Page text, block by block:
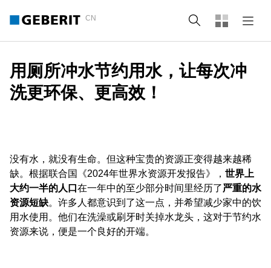
CN Search
用厕所冲水节约用水，让每次冲
洗更环保、更高效！
没有水，就没有生命。但这种宝贵的资源正变得越来越稀
缺。根据联合国《2024年世界水资源开发报告》， 世界上
大约一半的人口 在一年中的至少部分时间里经历了严重的水
资源短缺。许多人都意识到了这一点，并希望减少家中的饮
用水使用。他们在洗澡或刷牙时关掉水龙头，这对于节约水
资源来说，便是一个良好的开端。